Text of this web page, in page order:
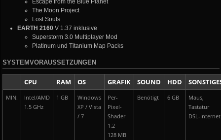
Escape from the Blue Planet
The Moon Project
Lost Souls
EARTH 2160V 1.37 inklusive
Superstorm 3.0 Multiplayer Mod
Platinum und Titanium Map Packs
SYSTEMVORAUSSETZUNGEN
CPU RAM OS GRAFIK SOUND HDD
MIN.
Intel/AMD
1.5 GHz
1 GB
Windows
XP / Vista
/ 7
Per-
Pixel-
Shader
1.2
128 MB
Benötigt 6 GB
Maus,
Tastatur
DSL-Internet